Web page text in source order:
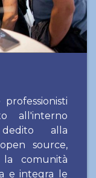
all'interno
dedito alla
source,
comunità
e integra le